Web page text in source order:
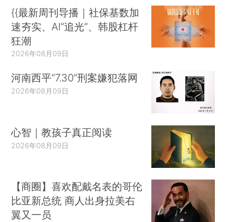
{{最新周刊导播｜社保基数加
速夯实、AI“追光”、韩股杠杆
狂潮
2026年08月09日
河南西平“7.30”刑案嫌犯落网
2026年08月09日
心智｜教孩子真正阅读
2026年08月09日
【商圈】喜欢配戴名表的哥伦
比亚新总统 商人出身拉美右
翼又一员